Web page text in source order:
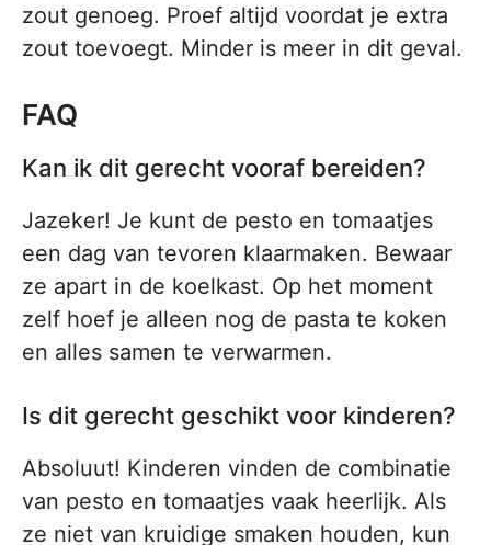
zout genoeg. Proef altijd voordat je extra
zout toevoegt. Minder is meer in dit geval.
FAQ
Kan ik dit gerecht vooraf bereiden?
Jazeker! Je kunt de pesto en tomaatjes
een dag van tevoren klaarmaken. Bewaar
ze apart in de koelkast. Op het moment
zelf hoef je alleen nog de pasta te koken
en alles samen te verwarmen.
Is dit gerecht geschikt voor kinderen?
Absoluut! Kinderen vinden de combinatie
van pesto en tomaatjes vaak heerlijk. Als
ze niet van kruidige smaken houden, kun